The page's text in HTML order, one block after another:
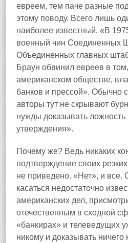
евреем, тем паче разные
этому поводу. Всего лишь
наиболее известный. «В
военный чин Соединенных
Объединенных главных
Браун обвинил евреев в
американском обществе,
банков и прессой». Обычно
авторы тут не скрывают
нужды доказывать ложность
утверждения».
Почему же? Ведь никаких
подтверждение своих
не приведено. «Нет», и все.
касаться недостаточно
американских дел,
отечественным в сходной
«банкирах» и телеведущих
никому и доказывать